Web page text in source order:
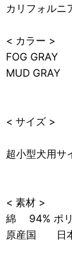
カリフォルニ
< カラー >
FOG GRAY
MUD GRAY
< サイズ >
超小型犬用サ
< 素材 >
綿 94% ポ
原産国 日